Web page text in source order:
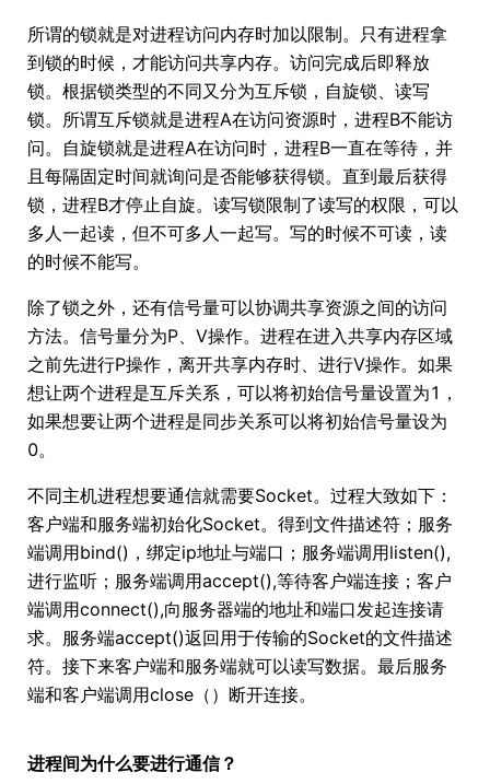
所谓的锁就是对进程访问内存时加以限制。只有进程拿
到锁的时候，才能访问共享内存。访问完成后即释放
锁。根据锁类型的不同又分为互斥锁，自旋锁、读写
锁。所谓互斥锁就是进程A在访问资源时，进程B不能访
问。自旋锁就是进程A在访问时，进程B一直在等待，并
且每隔固定时间就询问是否能够获得锁。直到最后获得
锁，进程B才停止自旋。读写锁限制了读写的权限，可以
多人一起读，但不可多人一起写。写的时候不可读，读
的时候不能写。
除了锁之外，还有信号量可以协调共享资源之间的访问
方法。信号量分为P、V操作。进程在进入共享内存区域
之前先进行P操作，离开共享内存时、进行V操作。如果
想让两个进程是互斥关系，可以将初始信号量设置为1，
如果想要让两个进程是同步关系可以将初始信号量设为
0。
不同主机进程想要通信就需要Socket。过程大致如下：
客户端和服务端初始化Socket。得到文件描述符；服务
端调用bind()，绑定ip地址与端口；服务端调用listen(),
进行监听；服务端调用accept(),等待客户端连接；客户
端调用connect(),向服务器端的地址和端口发起连接请
求。服务端accept()返回用于传输的Socket的文件描述
符。接下来客户端和服务端就可以读写数据。最后服务
端和客户端调用close（）断开连接。
进程间为什么要进行通信？